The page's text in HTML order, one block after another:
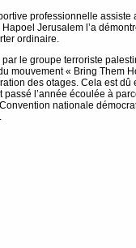
professionnelle
Jerusalem l’a
ordinaire.
le groupe terroriste
mouvement « Bring Them
des otages. Cela est dû
l’année écoulée à
nationale